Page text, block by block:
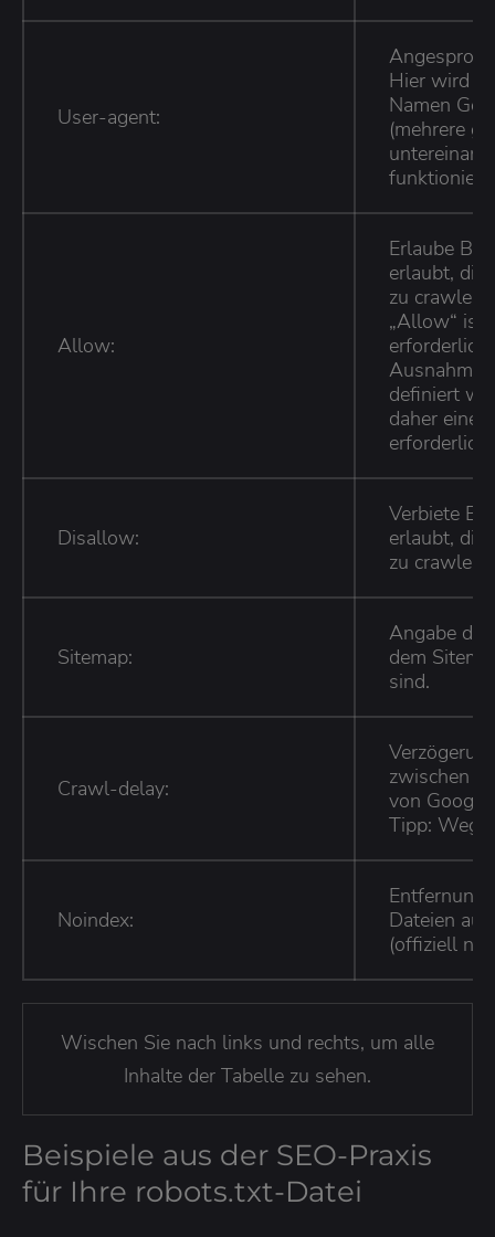
User-agent:
Hier wird
Namen
(mehrere
Allow:
Erlaube
erlaubt, die
zu crawlen.
„Allow“ ist
Ausnahme
definiert
daher eine
erforderlich
Disallow:
Verbiete
erlaubt, die
zu crawlen.
Sitemap:
Angabe
dem
sind.
Crawl-delay:
zwischen
von
Tipp:
Noindex:
Entfernung
Dateien
(offiziell
Wischen Sie nach links und rechts, um alle
Inhalte der Tabelle zu sehen.
Beispiele aus der SEO-Praxis
für Ihre robots.txt-Datei